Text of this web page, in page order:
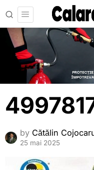
by Cătălin
25 mai 2025